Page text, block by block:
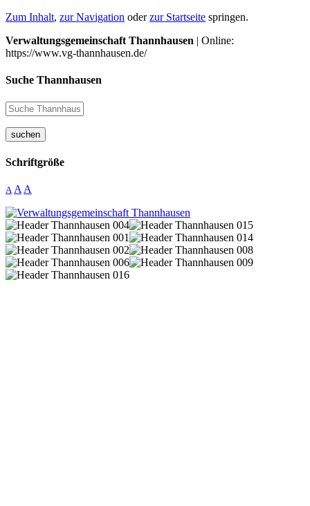
Zum Inhalt, zur Navigation oderzur Startseite springen.
Verwaltungsgemeinschaft Thannhausen | Online:
https://www.vg-thannhausen.de/
Suche Thannhausen
suchen
Schriftgröße
A A A